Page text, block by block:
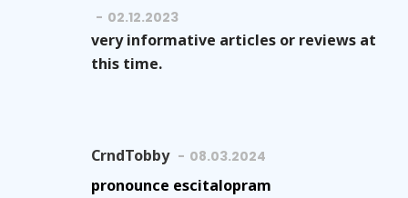
02.12.2023
very informative articles or reviews at
this time.
CrndTobby 08.03.2024
pronounce escitalopram